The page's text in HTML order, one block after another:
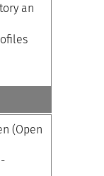
an
(Open